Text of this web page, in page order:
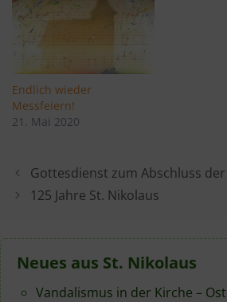
Endlich wieder
Messfeiern!
21. Mai 2020
Gottesdienst zum Abschluss
125 Jahre St. Nikolaus
Neues aus St. Nikolaus
Vandalismus in der Kirche –